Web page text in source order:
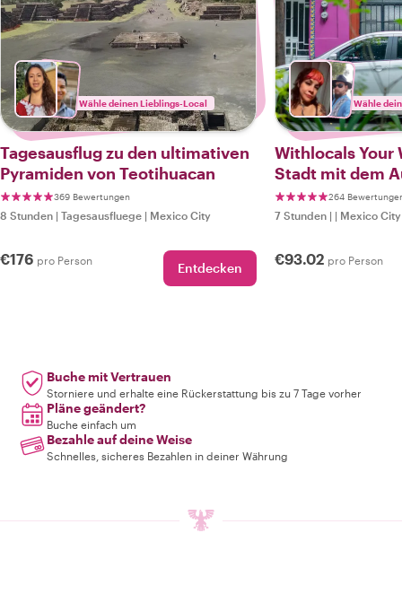
Wähle deinen Lieblings-Local
Tagesausflug zu den ultimativen
Pyramiden von Teotihuacan
369 Bewertungen
8 Stunden | Tagesausfluege | Mexico City
€176 pro Person Entdecken
Wähle
Withlocals Your
Stadt mit dem
264
7 Stunden | | Mexico City
€93.02 pro Person
Buche mit Vertrauen
Storniere und erhalte eine Rückerstattung bis zu 7 Tage vorher
Pläne geändert?
Buche einfach um
Bezahle auf deine Weise
Schnelles, sicheres Bezahlen in deiner Währung